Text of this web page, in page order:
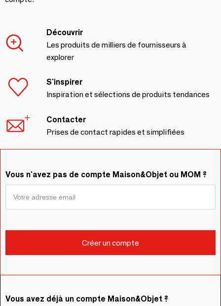
Découvrir
Les produits de milliers de fournisseurs à
explorer
S'inspirer
Inspiration et sélections de produits tendances
Contacter
Prises de contact rapides et simplifiées
Vous n'avez pas de compte Maison&Objet ou MOM ?
Vous avez déjà un compte Maison&Objet ?